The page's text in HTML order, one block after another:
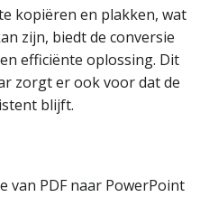
kopiëren en plakken, wat
zijn, biedt de conversie
efficiënte oplossing. Dit
zorgt er ook voor dat de
blijft.
van PDF naar PowerPoint